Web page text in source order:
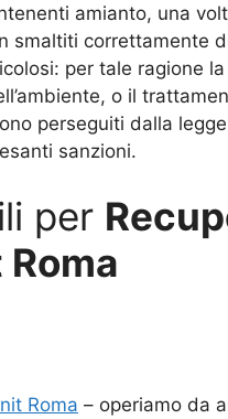
amianto, una
smaltiti correttamente
per tale ragione la
o il
perseguiti dalla
sanzioni.
per
Roma – operiamo da